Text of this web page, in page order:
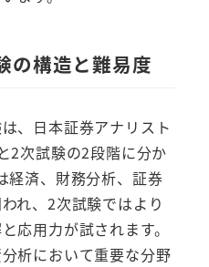
の構造と難易度
、日本証券アナリスト
2次試験の2段階に分か
経済、財務分析、証券
れ、2次試験ではより
応用力が試されます。
析において重要な分野